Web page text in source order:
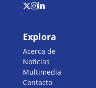
Explora
Acerca de
Noticias
Multimedia
Contacto